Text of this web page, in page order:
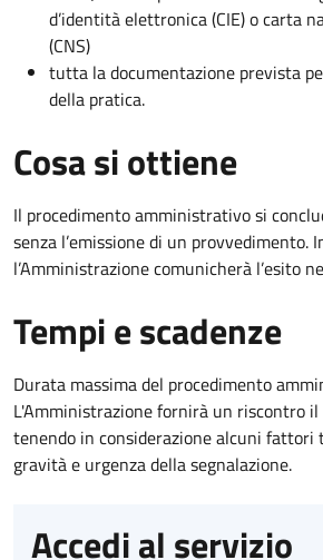
d’identità elettronica (CIE) o carta
(CNS)
tutta la documentazione prevista
della pratica.
Cosa si ottiene
Il procedimento amministrativo si
senza l’emissione di un provvedimento.
l’Amministrazione comunicherà l’esito
Tempi e scadenze
Durata massima del procedimento
L'Amministrazione fornirà un riscontro il
tenendo in considerazione alcuni fattori
gravità e urgenza della segnalazione.
Accedi al servizio